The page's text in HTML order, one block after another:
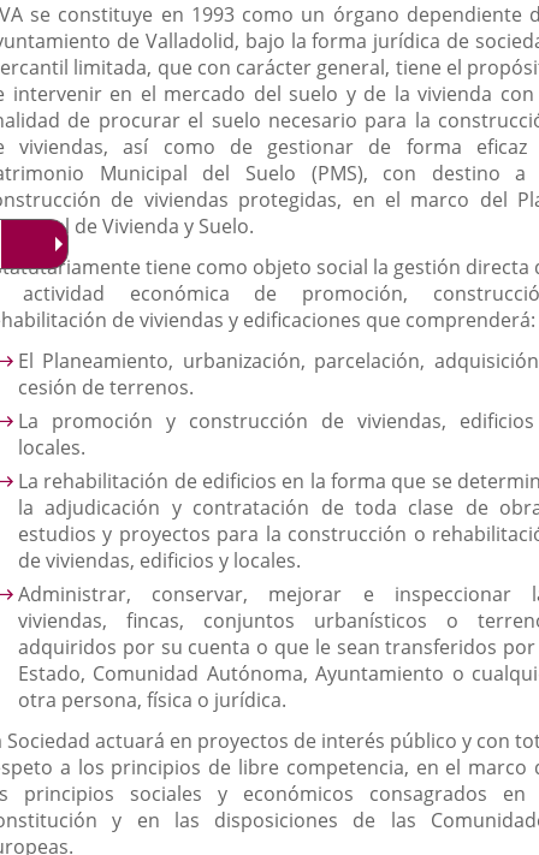
se constituye en 1993 como un órgano dependiente
de Valladolid, bajo la forma jurídica de
limitada, que con carácter general, tiene el
intervenir en el mercado del suelo y de la vivienda con
de procurar el suelo necesario para la
viviendas, así como de gestionar de forma eficaz
Municipal del Suelo (PMS), con destino a
de viviendas protegidas, en el marco del
de Vivienda y Suelo.
tiene como objeto social la gestión directa
actividad económica de promoción,
de viviendas y edificaciones que comprenderá:
El Planeamiento, urbanización, parcelación,
cesión de terrenos.
La promoción y construcción de viviendas,
locales.
La rehabilitación de edificios en la forma que se
la adjudicación y contratación de toda clase de
estudios y proyectos para la construcción o
de viviendas, edificios y locales.
Administrar, conservar, mejorar e inspeccionar
viviendas, fincas, conjuntos urbanísticos o
adquiridos por su cuenta o que le sean transferidos
Estado, Comunidad Autónoma, Ayuntamiento o
otra persona, física o jurídica.
Sociedad actuará en proyectos de interés público y con
a los principios de libre competencia, en el marco
principios sociales y económicos consagrados en
y en las disposiciones de las